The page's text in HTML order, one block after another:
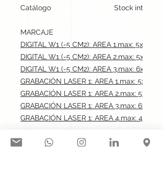
Catálogo
Stock
MARCAJE
DIGITAL W1 (-5 CM2): AREA 1.max: 5x0.6 cm
DIGITAL W1 (-5 CM2): AREA 2.max: 5x0.6 cm
DIGITAL W1 (-5 CM2): AREA 3.max: 6x0.6 cm
GRABACIÓN LASER 1: AREA 1.max: 5x0.6
GRABACIÓN LASER 1: AREA 2.max: 5x0.6
GRABACIÓN LASER 1: AREA 3.max: 6x0.6
GRABACIÓN LASER 1: AREA 4.max: 4x0.6